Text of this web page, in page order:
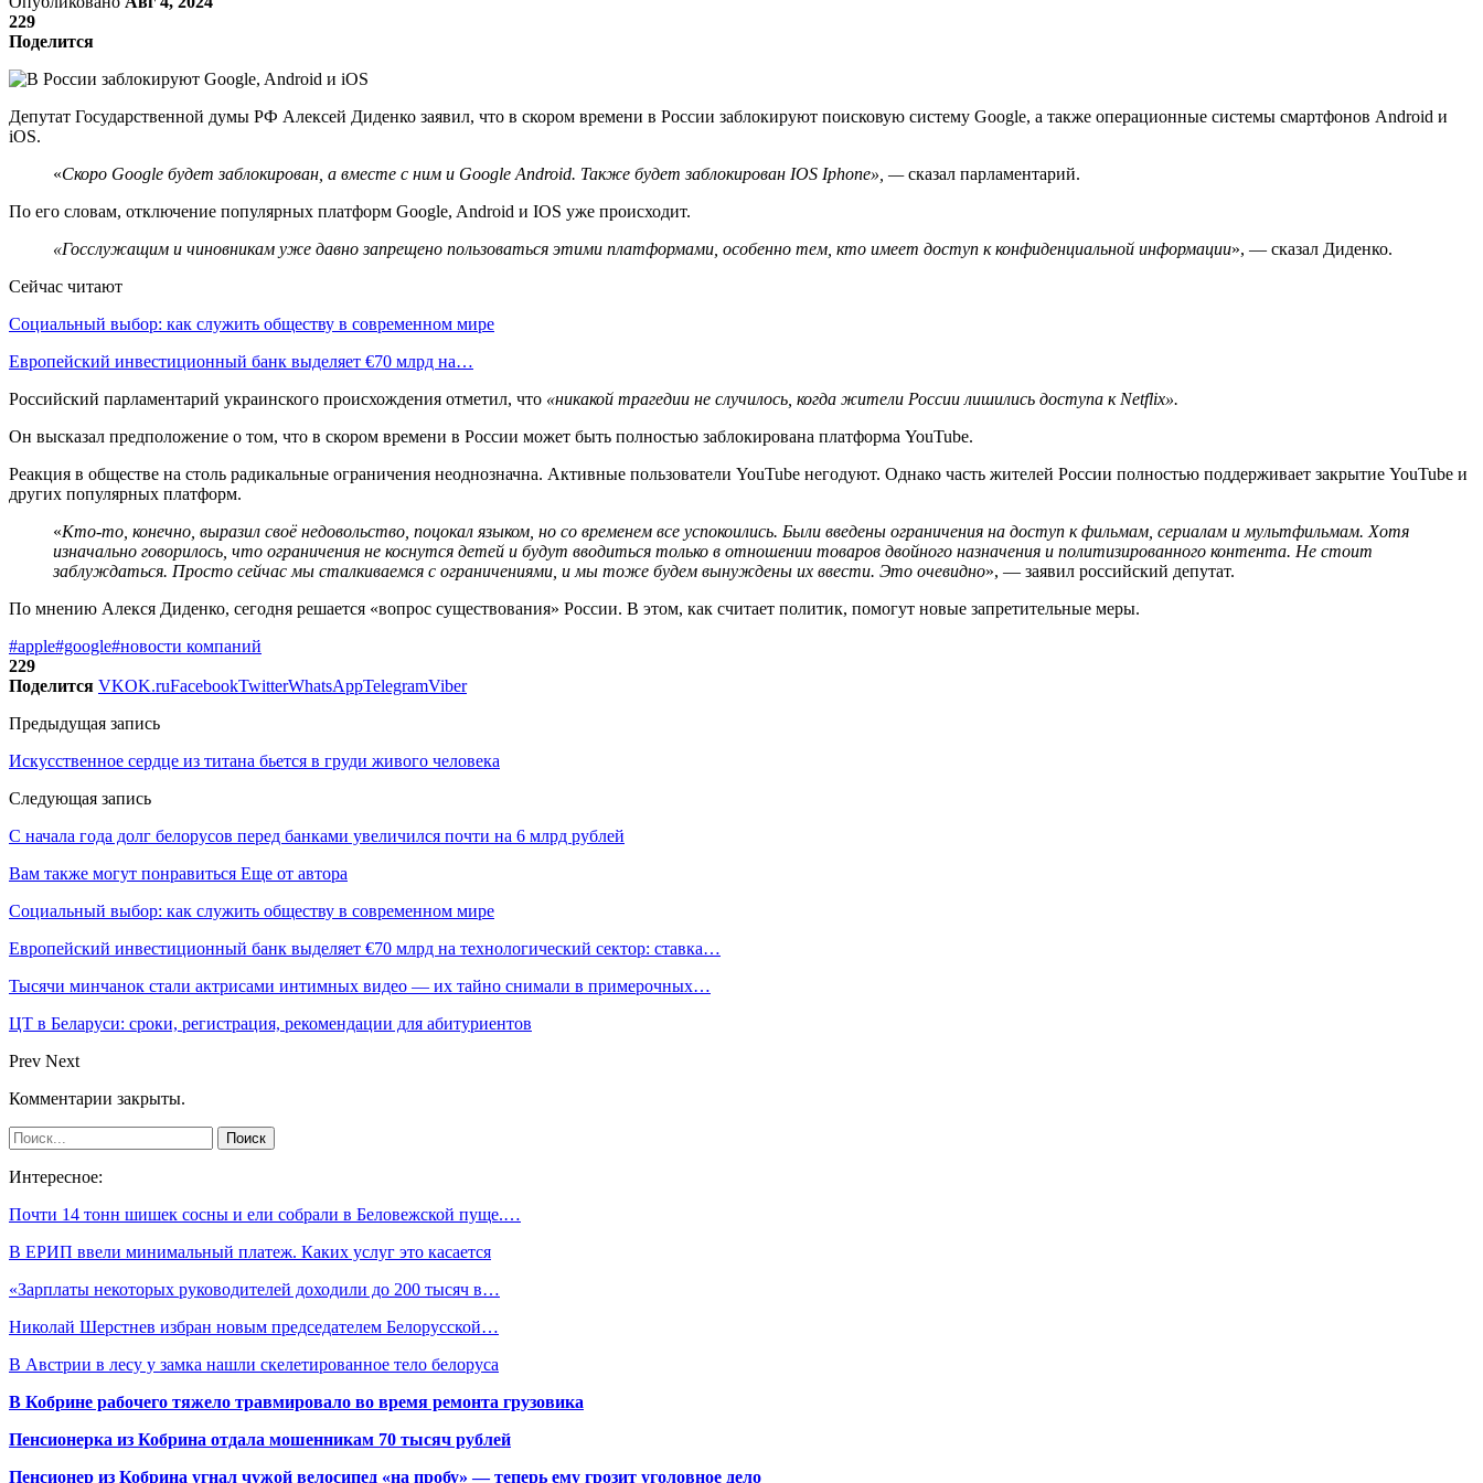
229
Поделится
Депутат Государственной думы РФ Алексей Диденко заявил, что в скором времени в России заблокируют поисковую систему Google, а также операционные системы смартфонов Android и
iOS.
«Скоро Google будет заблокирован, а вместе с ним и Google Android. Также будет заблокирован IOS Iphone», —сказал парламентарий.
По его словам, отключение популярных платформ Google, Android и IOS уже происходит.
«Госслужащим и чиновникам уже давно запрещено пользоваться этими платформами, особенно тем, кто имеет доступ к конфиденциальной информации», — сказал Диденко.
Сейчас читают
Социальный выбор: как служить обществу в современном мире
Европейский инвестиционный банк выделяет €70 млрд на…
Российский парламентарий украинского происхождения отметил, что «никакой трагедии не случилось, когда жители России лишились доступа к Netflix».
Он высказал предположение о том, что в скором времени в России может быть полностью заблокирована платформа YouTube.
Реакция в обществе на столь радикальные ограничения неоднозначна. Активные пользователи YouTube негодуют. Однако часть жителей России полностью поддерживает закрытие YouTube и
других популярных платформ.
«Кто-то, конечно, выразил своё недовольство, поцокал языком, но со временем все успокоились. Были введены ограничения на доступ к фильмам, сериалам и мультфильмам. Хотя
изначально говорилось, что ограничения не коснутся детей и будут вводиться только в отношении товаров двойного назначения и политизированного контента. Не стоит
заблуждаться. Просто сейчас мы сталкиваемся с ограничениями, и мы тоже будем вынуждены их ввести. Это очевидно», — заявил российский депутат.
По мнению Алекся Диденко, сегодня решается «вопрос существования» России. В этом, как считает политик, помогут новые запретительные меры.
#apple#google#новости компаний
229
Поделится VKOK.ruFacebookTwitterWhatsAppTelegramViber
Предыдущая запись
Искусственное сердце из титана бьется в груди живого человека
Следующая запись
С начала года долг белорусов перед банками увеличился почти на 6 млрд рублей
Вам также могут понравиться Еще от автора
Социальный выбор: как служить обществу в современном мире
Европейский инвестиционный банк выделяет €70 млрд на технологический сектор: ставка…
Тысячи минчанок стали актрисами интимных видео — их тайно снимали в примерочных…
ЦТ в Беларуси: сроки, регистрация, рекомендации для абитуриентов
Prev Next
Комментарии закрыты.
Интересное:
Почти 14 тонн шишек сосны и ели собрали в Беловежской пуще.…
В ЕРИП ввели минимальный платеж. Каких услуг это касается
«Зарплаты некоторых руководителей доходили до 200 тысяч в…
Николай Шерстнев избран новым председателем Белорусской…
В Австрии в лесу у замка нашли скелетированное тело белоруса
В Кобрине рабочего тяжело травмировало во время ремонта грузовика
Пенсионерка из Кобрина отдала мошенникам 70 тысяч рублей
Пенсионер из Кобрина угнал чужой велосипед «на пробу» — теперь ему грозит уголовное дело